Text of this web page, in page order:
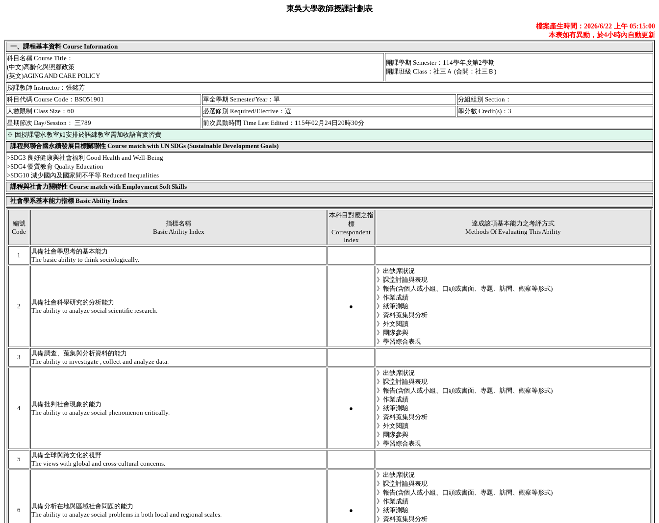
東吳大學教師授課計劃表
檔案產生時間：2026/6/22 上午 05:15:00
本表如有異動，於4小時內自動更新
一、課程基本資料 Course Information
科目名稱 Course Title：
(中文)高齡化與照顧政策
(英文)AGING AND CARE POLICY
開課學期 Semester：114學年度第2學期
開課班級 Class：社三Ａ (合開：社三Ｂ)
授課教師 Instructor：張銘芳
科目代碼 Course Code：BSO51901
單全學期 Semester/Year：單
分組組別 Section：
人數限制 Class Size：60
必選修別 Required/Elective：選
學分數 Credit(s)：3
星期節次 Day/Session： 三789
前次異動時間 Time Last Edited：115年02月24日20時30分
※ 因授課需求教室如安排於語練教室需加收語言實習費
課程與聯合國永續發展目標關聯性 Course match with UN SDGs (Sustainable Development Goals)
>SDG3 良好健康與社會福利 Good Health and Well-Being
>SDG4 優質教育 Quality Education
>SDG10 減少國內及國家間不平等 Reduced Inequalities
課程與社會力關聯性 Course match with Employment Soft Skills
社會學系基本能力指標 Basic Ability Index
編號
Code
指標名稱
Basic Ability Index
本科目對應之指
標
Correspondent
Index
達成該項基本能力之考評方式
Methods Of Evaluating This Ability
1
具備社會學思考的基本能力
The basic ability to think sociologically.
2
具備社會科學研究的分析能力
The ability to analyze social scientific research.
●
》出缺席狀況
》課堂討論與表現
》報告(含個人或小組、口頭或書面、專題、訪問、觀察等形式)
》作業成績
》紙筆測驗
》資料蒐集與分析
》外文閱讀
》團隊參與
》學習綜合表現
3
具備調查、蒐集與分析資料的能力
The ability to investigate , collect and analyze data.
4
具備批判社會現象的能力
The ability to analyze social phenomenon critically.
●
》出缺席狀況
》課堂討論與表現
》報告(含個人或小組、口頭或書面、專題、訪問、觀察等形式)
》作業成績
》紙筆測驗
》資料蒐集與分析
》外文閱讀
》團隊參與
》學習綜合表現
5
具備全球與跨文化的視野
The views with global and cross-cultural concerns.
6
具備分析在地與區域社會問題的能力
The ability to analyze social problems in both local and regional scales.
●
》出缺席狀況
》課堂討論與表現
》報告(含個人或小組、口頭或書面、專題、訪問、觀察等形式)
》作業成績
》紙筆測驗
》資料蒐集與分析